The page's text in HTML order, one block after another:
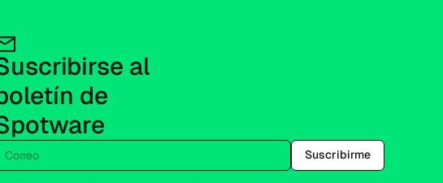
al
de
Suscribirme